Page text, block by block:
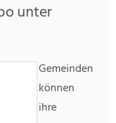
unter
Gemeinden
können
ihre